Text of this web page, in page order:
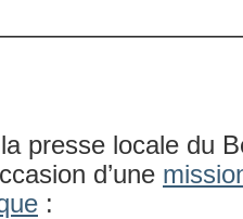
presse locale du
d’une
: